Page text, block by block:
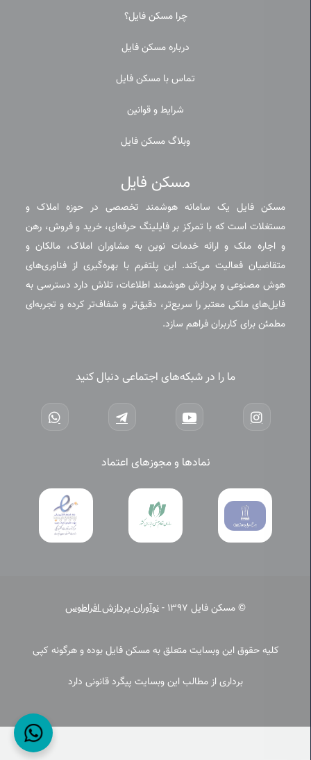
چرا مسکن فایل؟
درباره مسکن فایل
تماس با مسکن فایل
شرایط و قوانین
وبلاگ مسکن فایل
مسکن فایل
مسکن فایل یک سامانه هوشمند تخصصی در حوزه املاک و
مستغلات است که با تمرکز بر فایلینگ حرفه‌ای، خرید و فروش، رهن
و اجاره ملک و ارائه خدمات نوین به مشاوران املاک، مالکان و
متقاضیان فعالیت می‌کند. این پلتفرم با بهره‌گیری از فناوری‌های
هوش مصنوعی و پردازش هوشمند اطلاعات، تلاش دارد دسترسی به
فایل‌های ملکی معتبر را سریع‌تر، دقیق‌تر و شفاف‌تر کرده و تجربه‌ای
مطمئن برای کاربران فراهم سازد.
ما را در شبکه‌های اجتماعی دنبال کنید
نمادها و مجوزهای اعتماد
© مسکن فایل 1397 - نوآوران پردازش افراطوس
کلیه حقوق این وبسایت متعلق به مسکن فایل بوده و هرگونه کپی
برداری از مطالب این وبسایت پیگرد قانونی دارد